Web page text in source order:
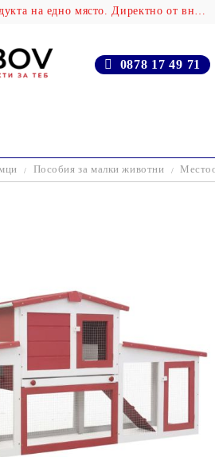
Крабов - Над 100 000 продукта на едно място. Директно от вносителя!
0878 17 49 71
Пособия за малки животни